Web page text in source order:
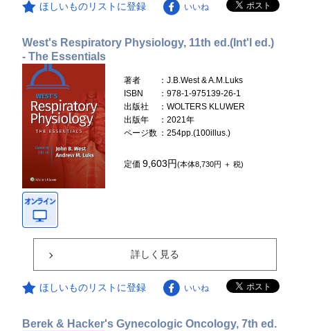
ほしいものリストに登録 いいね
West's Respiratory Physiology, 11th ed.(Int'l ed.)
- The Essentials
著者
：J.B.West & A.M.Luks
ISBN
：978-1-975139-26-1
出版社
：WOLTERS KLUWER
出版年
：2021年
ページ数 ：254pp.(100illus.)
定価9,603円(本体8,730円 ＋ 税)
詳しく見る
ほしいものリストに登録 いいね
Berek & Hacker's Gynecologic Oncology, 7th ed.